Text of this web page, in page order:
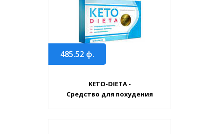
485.52 ф.
KETO-DIETA -
Средство для похудения